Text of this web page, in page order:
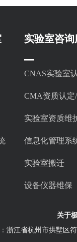
实验室咨询
CNAS实验室
CMA资质认定
实验室资质维
信息化管理系
实验室搬迁
设备仪器维保
关于
江省杭州市拱墅区